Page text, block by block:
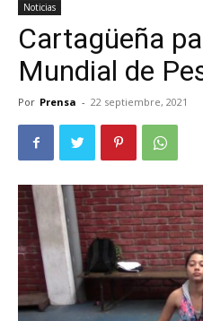
Noticias
Cartagüeña
Mundial de
Por Prensa - 22 septiembre, 2021